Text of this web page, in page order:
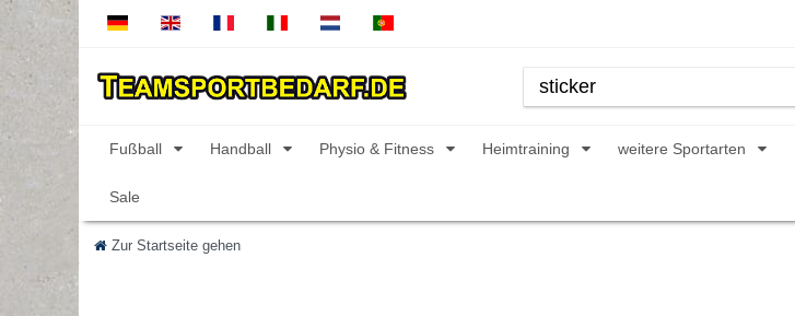
Fußball Handball Physio & Fitness Heimtraining weitere Sportarten
Sale
Zur Startseite gehen